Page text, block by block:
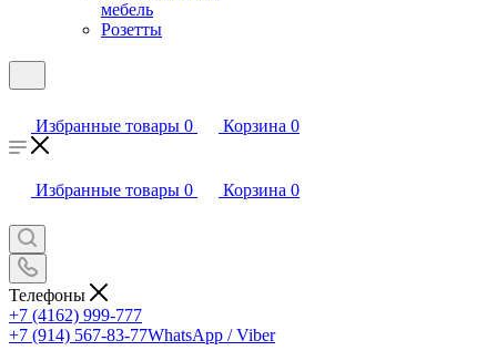
мебель
Розетты
Избранные товары 0 Корзина 0
Избранные товары 0 Корзина 0
Телефоны
+7 (4162) 999-777
+7 (914) 567-83-77WhatsApp / Viber